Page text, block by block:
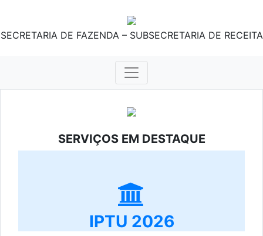
SECRETARIA DE FAZENDA – SUBSECRETARIA DE RECEITA
SERVIÇOS EM DESTAQUE
IPTU 2026